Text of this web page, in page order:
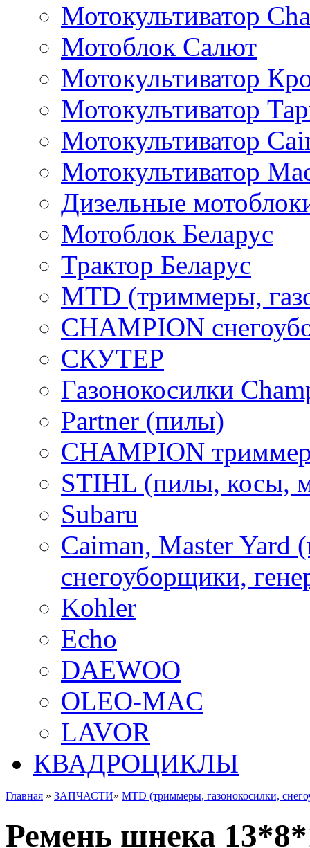
Мотокультиватор
Мотоблок Салют
Мотокультиватор
Мотокультиватор
Мотокультиватор
Мотокультиватор
Дизельные
Мотоблок Беларус
Трактор Беларус
MTD (триммеры,
CHAMPION
СКУТЕР
Газонокосилки
Partner (пилы)
CHAMPION
STIHL (пилы, косы,
Subaru
Caiman, Master Yard
снегоуборщики,
Kohler
Echo
DAEWOO
OLEO-MAC
LAVOR
КВАДРОЦИКЛЫ
Главная » ЗАПЧАСТИ» MTD (триммеры, газонокосилки,
Ремень шнека